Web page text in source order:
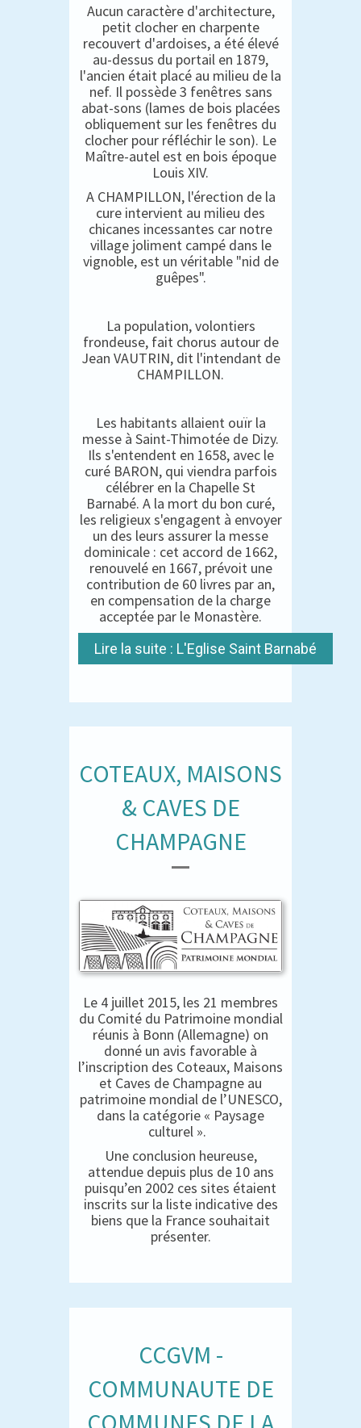
Aucun caractère d'architecture,
petit clocher en charpente
recouvert d'ardoises, a été élevé
au-dessus du portail en 1879,
l'ancien était placé au milieu de la
nef. Il possède 3 fenêtres sans
abat-sons (lames de bois placées
obliquement sur les fenêtres du
clocher pour réfléchir le son). Le
Maître-autel est en bois époque
Louis XIV.
A CHAMPILLON, l'érection de la
cure intervient au milieu des
chicanes incessantes car notre
village joliment campé dans le
vignoble, est un véritable "nid de
guêpes".
La population, volontiers
frondeuse, fait chorus autour de
Jean VAUTRIN, dit l'intendant de
CHAMPILLON.
Les habitants allaient ouïr la
messe à Saint-Thimotée de Dizy.
Ils s'entendent en 1658, avec le
curé BARON, qui viendra parfois
célébrer en la Chapelle St
Barnabé. A la mort du bon curé,
les religieux s'engagent à envoyer
un des leurs assurer la messe
dominicale : cet accord de 1662,
renouvelé en 1667, prévoit une
contribution de 60 livres par an,
en compensation de la charge
acceptée par le Monastère.
Lire la suite : L'Eglise Saint Barnabé
COTEAUX, MAISONS
& CAVES DE
CHAMPAGNE
Le 4 juillet 2015, les 21 membres
du Comité du Patrimoine mondial
réunis à Bonn (Allemagne) on
donné un avis favorable à
l’inscription des Coteaux, Maisons
et Caves de Champagne au
patrimoine mondial de l’UNESCO,
dans la catégorie « Paysage
culturel ».
Une conclusion heureuse,
attendue depuis plus de 10 ans
puisqu’en 2002 ces sites étaient
inscrits sur la liste indicative des
biens que la France souhaitait
présenter.
CCGVM -
COMMUNAUTE DE